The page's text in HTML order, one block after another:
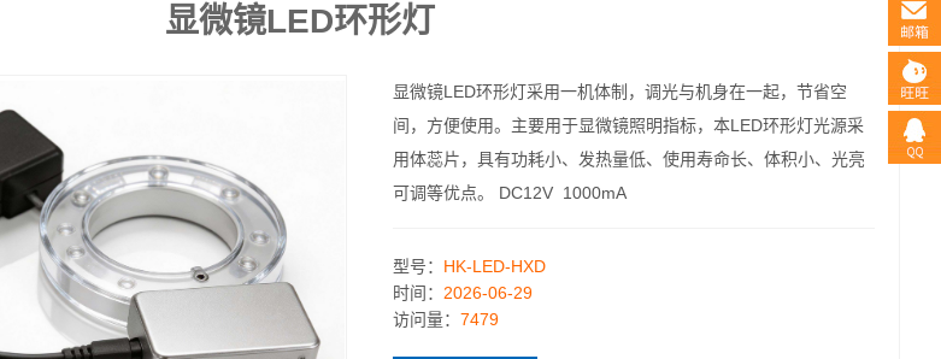
显微镜LED环形灯
显微镜LED环形灯采用一机体制，调光与机身在一起，节省空
间，方便使用。主要用于显微镜照明指标，本LED环形灯光源采
用体蕊片，具有功耗小、发热量低、使用寿命长、体积小、光亮
可调等优点。 DC12V 1000mA
型号： HK-LED-HXD
时间： 2026-06-29
访问量： 7479